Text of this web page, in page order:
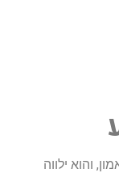
והוא ילווה